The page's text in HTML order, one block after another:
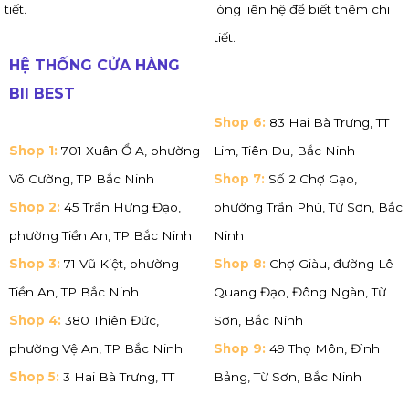
tiết.
lòng liên hệ để biết thêm chi
tiết.
HỆ THỐNG CỬA HÀNG
BII BEST
Shop 1: 701 Xuân Ổ A, phường
Võ Cường, TP Bắc Ninh
Shop 2: 45 Trần Hưng Đạo,
phường Tiền An, TP Bắc Ninh
Shop 3: 71 Vũ Kiệt, phường
Tiền An, TP Bắc Ninh
Shop 4: 380 Thiên Đức,
phường Vệ An, TP Bắc Ninh
Shop 5: 3 Hai Bà Trưng, TT
Shop 6: 83 Hai Bà Trưng, TT
Lim, Tiên Du, Bắc Ninh
Shop 7: Số 2 Chợ Gạo,
phường Trần Phú, Từ Sơn, Bắc
Ninh
Shop 8: Chợ Giàu, đường Lê
Quang Đạo, Đông Ngàn, Từ
Sơn, Bắc Ninh
Shop 9: 49 Thọ Môn, Đình
Bảng, Từ Sơn, Bắc Ninh